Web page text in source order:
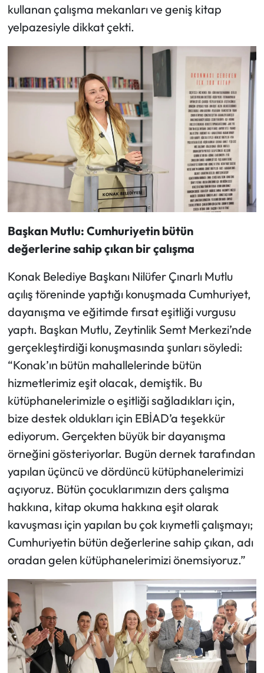
kullanan çalışma mekanları ve geniş kitap
yelpazesiyle dikkat çekti.
Başkan Mutlu: Cumhuriyetin bütün
değerlerine sahip çıkan bir çalışma
Konak Belediye Başkanı Nilüfer Çınarlı Mutlu
açılış töreninde yaptığı konuşmada Cumhuriyet,
dayanışma ve eğitimde fırsat eşitliği vurgusu
yaptı. Başkan Mutlu, Zeytinlik Semt Merkezi’nde
gerçekleştirdiği konuşmasında şunları söyledi:
“Konak’ın bütün mahallelerinde bütün
hizmetlerimiz eşit olacak, demiştik. Bu
kütüphanelerimizle o eşitliği sağladıkları için,
bize destek oldukları için EBİAD’a teşekkür
ediyorum. Gerçekten büyük bir dayanışma
örneğini gösteriyorlar. Bugün dernek tarafından
yapılan üçüncü ve dördüncü kütüphanelerimizi
açıyoruz. Bütün çocuklarımızın ders çalışma
hakkına, kitap okuma hakkına eşit olarak
kavuşması için yapılan bu çok kıymetli çalışmayı;
Cumhuriyetin bütün değerlerine sahip çıkan, adı
oradan gelen kütüphanelerimizi önemsiyoruz.”